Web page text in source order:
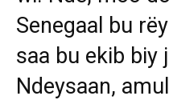
Senegaal bu
saa bu ekib biy
Ndeysaan,